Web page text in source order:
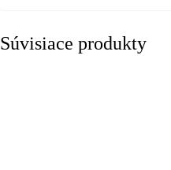
Súvisiace produkty